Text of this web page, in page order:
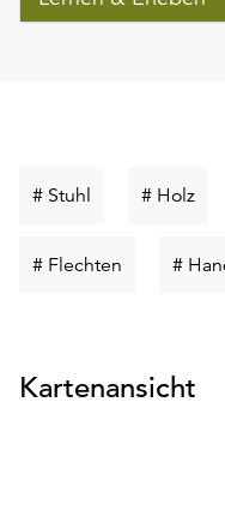
# Stuhl Schlüsselwort
# Holz
# Flechten
#
Kartenansicht